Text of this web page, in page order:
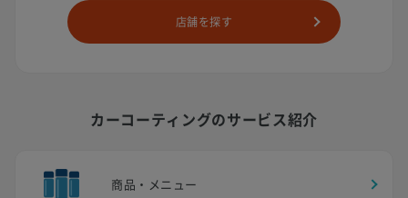
店舗を探す
カーコーティングのサービス紹介
商品・メニュー